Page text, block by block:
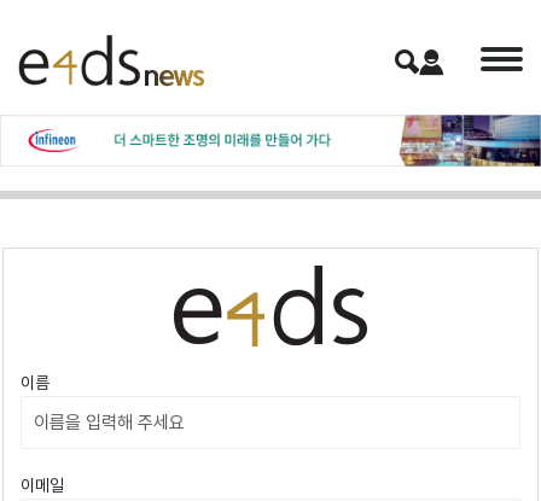
이름
이메일